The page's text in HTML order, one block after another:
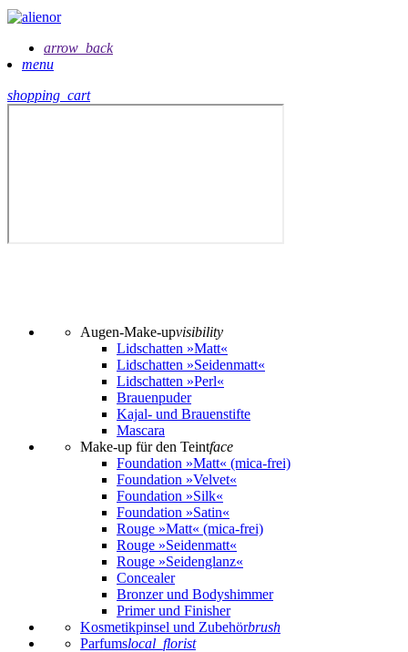
arrow_back
menu
shopping_cart
Augen-Make-upvisibility
Lidschatten »Matt«
Lidschatten »Seidenmatt«
Lidschatten »Perl«
Brauenpuder
Kajal- und Brauenstifte
Mascara
Make-up für den Teintface
Foundation »Matt« (mica-frei)
Foundation »Velvet«
Foundation »Silk«
Foundation »Satin«
Rouge »Matt« (mica-frei)
Rouge »Seidenmatt«
Rouge »Seidenglanz«
Concealer
Bronzer und Bodyshimmer
Primer und Finisher
Kosmetikpinsel und Zubehörbrush
Parfumslocal_florist